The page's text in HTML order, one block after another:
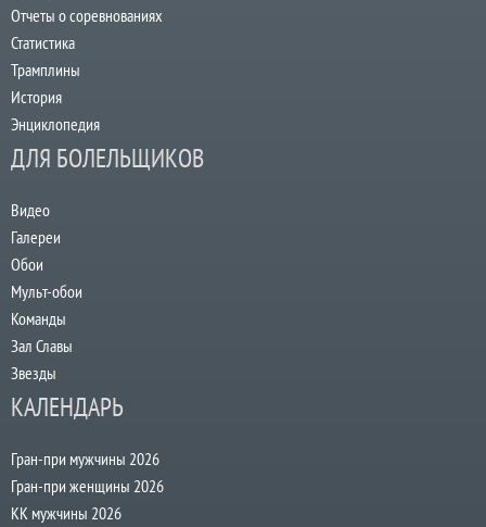
Отчеты о соревнованиях
Статистика
Трамплины
История
Энциклопедия
ДЛЯ БОЛЕЛЬЩИКОВ
Видео
Галереи
Обои
Мульт-обои
Команды
Зал Славы
Звезды
КАЛЕНДАРЬ
Гран-при мужчины 2026
Гран-при женщины 2026
КК мужчины 2026